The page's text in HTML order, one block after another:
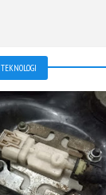
TEKNOLOGI